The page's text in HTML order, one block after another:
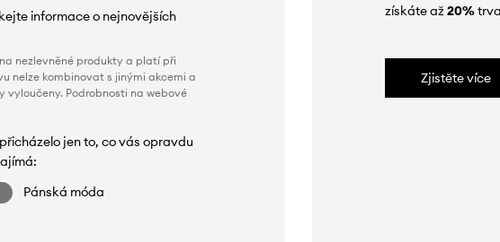
informace o nejnovějších
nezlevněné produkty a platí při
nelze kombinovat s jinými akcemi a
vyloučeny. Podrobnosti na webové
jen to, co vás opravdu
Pánská móda
získáte až20%
Zjistěte více